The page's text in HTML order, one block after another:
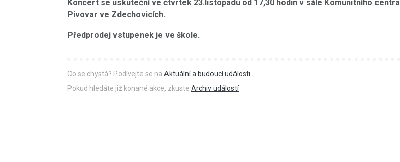
Koncert se uskuteční ve čtvrtek 23.listopadu od 17,30 hodin v sále Komunitního centra
Pivovar ve Zdechovicích.
Předprodej vstupenek je ve škole.
Co se chystá? Podívejte se na Aktuální a budoucí události
Pokud hledáte již konané akce, zkuste Archiv událostí